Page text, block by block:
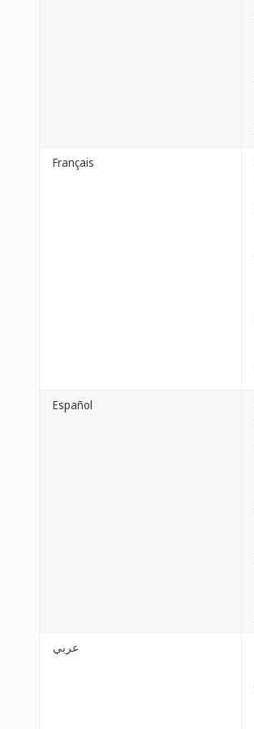
Français
Español
عربي